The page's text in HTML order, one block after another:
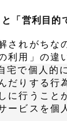
と「営利目的
されがちな
利用」の違
宅で個人的
だりする行
に行うこと
ービスを個